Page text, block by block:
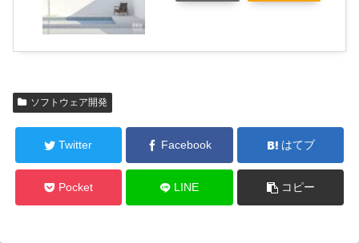
ソフトウェア開発
Twitter Facebook はてブ
Pocket LINE コピー